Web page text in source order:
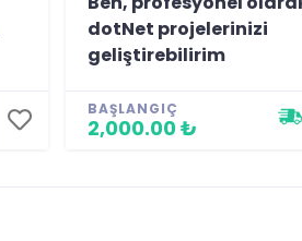
dotNet projelerinizi
geliştirebilirim
BAŞLANGIÇ
2,000.00 ₺